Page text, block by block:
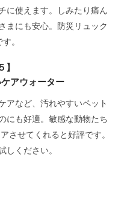
に使えます。しみたり痛ん
まにも安心。防災リュック
。
】
アウォーター
アなど、汚れやすいペット
にも好適。敏感な動物たち
させてくれると好評です。
しください。